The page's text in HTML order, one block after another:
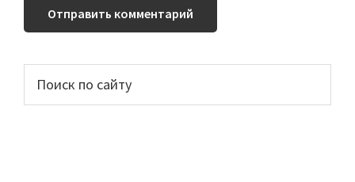
Основной
сайдбар